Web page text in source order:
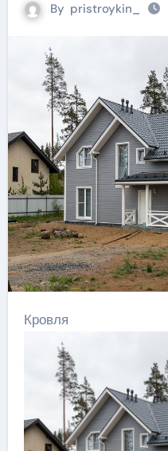
By pristroykin_
Кровля